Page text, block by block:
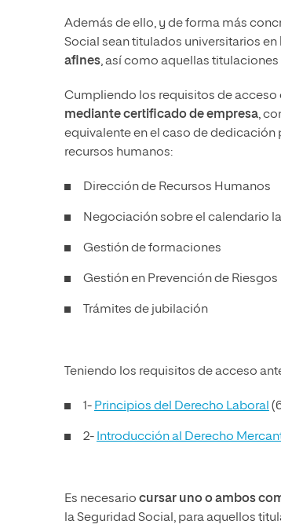
Además de ello, y de forma más
Social sean titulados universitarios en
afines, así como aquellas
Cumpliendo los requisitos de
mediante certificado de empresa,
equivalente en el caso de
recursos humanos:
Dirección de Recursos Humanos
Negociación sobre el calendario
Gestión de formaciones
Gestión en Prevención de
Trámites de jubilación
Teniendo los requisitos de acceso
1- Principios del Derecho Laboral
2- Introducción al Derecho
Es necesario cursar uno o ambos
la Seguridad Social, para aquellos